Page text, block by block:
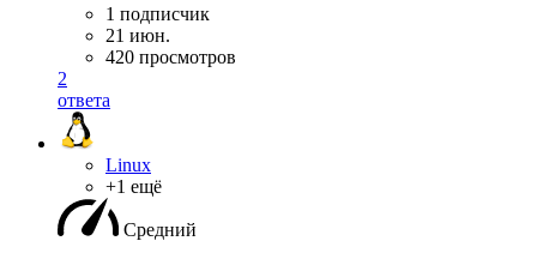
1 подписчик
21 июн.
420 просмотров
2
ответа
Linux
+1 ещё
Средний